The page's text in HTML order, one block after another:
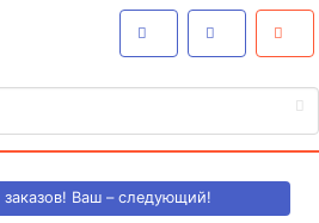
заказов! Ваш – следующий!